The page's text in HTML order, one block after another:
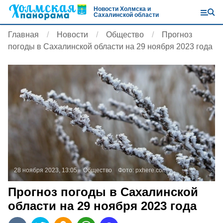
Новости Холмска и
Сахалинской области
Главная Новости Общество
Прогноз
погоды в Сахалинской области на 29 ноября 2023 года
28 ноября 2023, 13:05 Общество Фото: pxhere.com
Прогноз погоды в Сахалинской
области на 29 ноября 2023 года